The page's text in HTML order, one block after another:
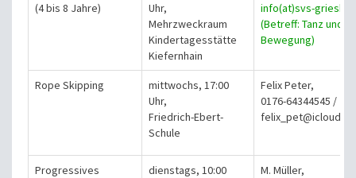
(4 bis 8 Jahre)
Uhr,
Mehrzweckraum
Kindertagesstätte
Kiefernhain
info(at)svs-
(Betreff: Tanz und
Bewegung)
Rope Skipping
mittwochs, 17:00
Uhr,
Friedrich-Ebert-
Schule
Felix Peter,
0176-64344545 /
Progressives
dienstags, 10:00
M. Müller,